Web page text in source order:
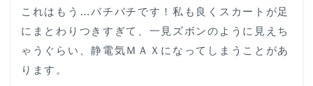
これはもう…バチバチです！私も良くスカートが足
にまとわりつきすぎて、一見ズボンのように見えち
ゃうぐらい、静電気ＭＡＸになってしまうことがあ
ります。